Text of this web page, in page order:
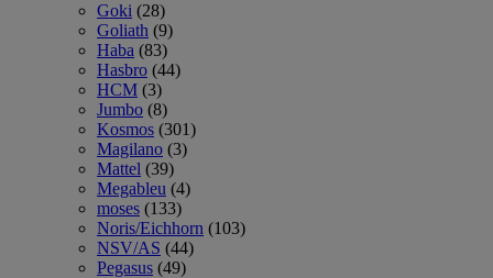
Goki (28)
Goliath (9)
Haba (83)
Hasbro (44)
HCM (3)
Jumbo (8)
Kosmos (301)
Magilano (3)
Mattel (39)
Megableu (4)
moses (133)
Noris/Eichhorn (103)
NSV/AS (44)
Pegasus (49)